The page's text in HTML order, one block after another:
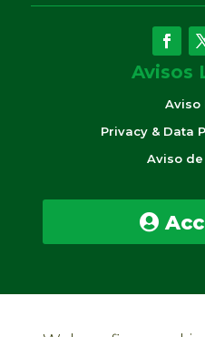
Avisos
Aviso
Privacy & Data
Aviso